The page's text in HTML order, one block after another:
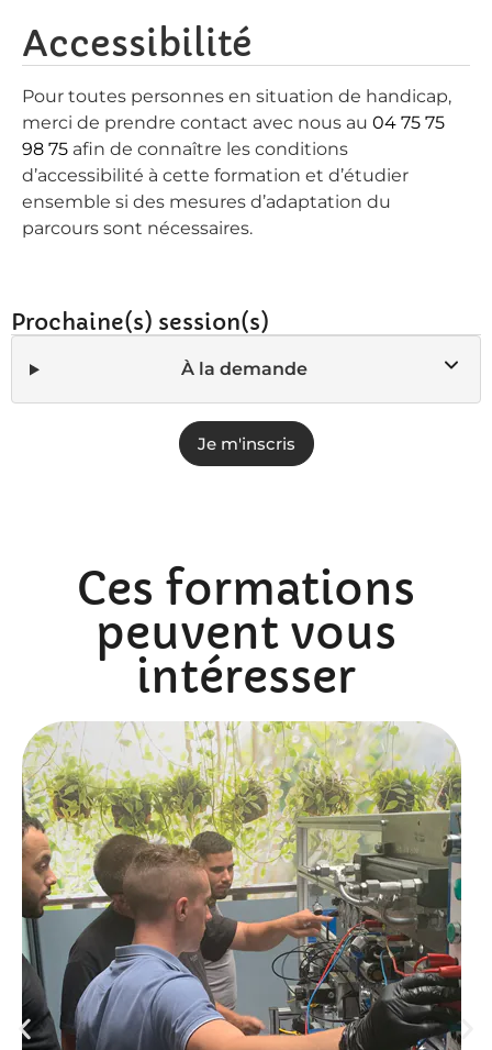
Accessibilité
Pour toutes personnes en situation de handicap,
merci de prendre contact avec nous au 04 75 75
98 75 afin de connaître les conditions
d’accessibilité à cette formation et d’étudier
ensemble si des mesures d’adaptation du
parcours sont nécessaires.
Prochaine(s) session(s)
À la demande
Je m'inscris
Ces formations
peuvent vous
intéresser